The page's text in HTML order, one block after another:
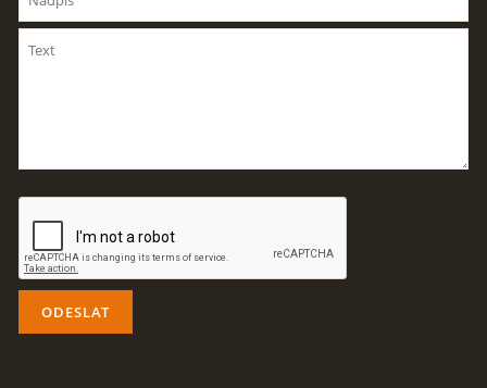
OSTATNÍ ZLOČINY KOMUNISMU
NÁVŠTĚVNÍ KNIHA